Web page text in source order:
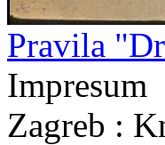
Pravila
Impresum
Zagreb :